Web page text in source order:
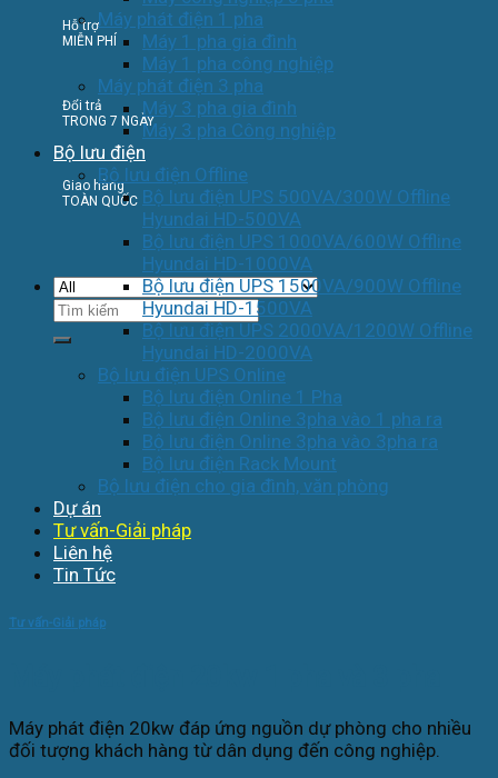
Hỗ trợ
MIỄN PHÍ
Đổi trả
TRONG 7 NGÀY
Giao hàng
TOÀN QUỐC
Tìm
kiếm:
Máy phát điện 1 pha
Máy 1 pha gia đình
Máy 1 pha công nghiệp
Máy phát điện 3 pha
Máy 3 pha gia đình
Máy 3 pha Công nghiệp
Bộ lưu điện
Bộ lưu điện Offline
Bộ lưu điện UPS 500VA/300W Offline
Hyundai HD-500VA
Bộ lưu điện UPS 1000VA/600W Offline
Hyundai HD-1000VA
Bộ lưu điện UPS 1500VA/900W Offline
Hyundai HD-1500VA
Bộ lưu điện UPS 2000VA/1200W Offline
Hyundai HD-2000VA
Bộ lưu điện UPS Online
Bộ lưu điện Online 1 Pha
Bộ lưu điện Online 3pha vào 1 pha ra
Bộ lưu điện Online 3pha vào 3pha ra
Bộ lưu điện Rack Mount
Bộ lưu điện cho gia đình, văn phòng
Dự án
Tư vấn-Giải pháp
Liên hệ
Tin Tức
Tư vấn-Giải pháp
Máy phát điện 20kw đáp ứng nguồn dự phòng cho nhiều
đối tượng khách hàng từ dân dụng đến công nghiệp.